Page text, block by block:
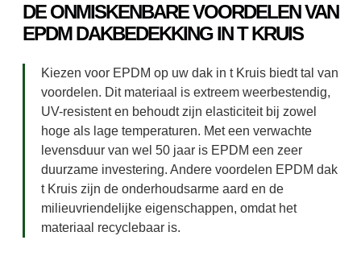
DE ONMISKENBARE VOORDELEN VAN
EPDM DAKBEDEKKING IN T KRUIS
Kiezen voor EPDM op uw dak in t Kruis biedt tal van
voordelen. Dit materiaal is extreem weerbestendig,
UV-resistent en behoudt zijn elasticiteit bij zowel
hoge als lage temperaturen. Met een verwachte
levensduur van wel 50 jaar is EPDM een zeer
duurzame investering. Andere voordelen EPDM dak
t Kruis zijn de onderhoudsarme aard en de
milieuvriendelijke eigenschappen, omdat het
materiaal recyclebaar is.